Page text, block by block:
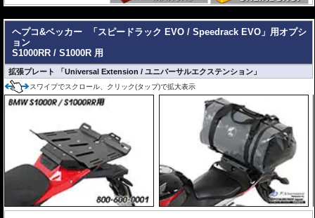
ヘプコ&ベッカー
「スピードラック EVO / Speedrack EVO」用オプシ
ョン
S1000RR / S1000R 用
拡張プレート 「Universal Extension / ユニバーサルエクステンション」
スワイプでスクロール、クリック(タップ)で拡大表示